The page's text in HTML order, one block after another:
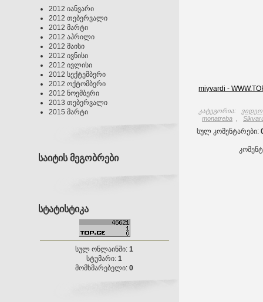
2012 იანვარი
2012 თებერვალი
2012 მარტი
2012 აპრილი
2012 მაისი
2012 ივნისი
2012 ივლისი
2012 სექტემბერი
2012 ოქტომბერი
2012 ნოემბერი
2013 თებერვალი
2015 მარტი
საიტის მეგობრები
სტატისტიკა
სულ ონლაინში:1
სტუმარი:1
მომხმარებელი:0
miyvardi -
კატეგორია:
ვიდეო
monatreba
სულ კომენტარები: